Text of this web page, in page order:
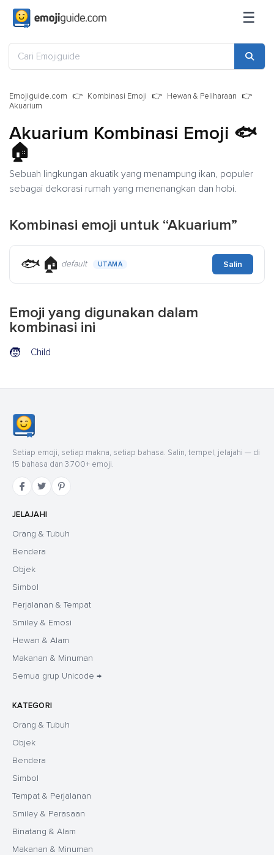
☰
Emojiguide.com Kombinasi Emoji
Hewan & Peliharaan
Akuarium
Akuarium Kombinasi Emoji 🐟
🏠
Sebuah lingkungan akuatik yang menampung ikan, populer
sebagai dekorasi rumah yang menenangkan dan hobi.
Kombinasi emoji untuk “Akuarium”
🐟🏠 default UTAMA Salin
Emoji yang digunakan dalam
kombinasi ini
🧒 Child
Setiap emoji, setiap makna, setiap bahasa. Salin, tempel, jelajahi — di
15 bahasa dan 3.700+ emoji.
JELAJAHI
Orang & Tubuh
Bendera
Objek
Simbol
Perjalanan & Tempat
Smiley & Emosi
Hewan & Alam
Makanan & Minuman
Semua grup Unicode →
KATEGORI
Orang & Tubuh
Objek
Bendera
Simbol
Tempat & Perjalanan
Smiley & Perasaan
Binatang & Alam
Makanan & Minuman